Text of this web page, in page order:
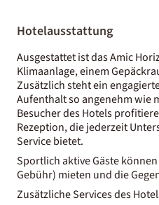
Hotelausstattung
Ausgestattet ist das Amic
Klimaanlage, einem
Zusätzlich steht ein
Aufenthalt so angenehm wie
Besucher des Hotels
Rezeption, die jederzeit
Service bietet.
Sportlich aktive Gäste
Gebühr) mieten und die
Zusätzliche Services des